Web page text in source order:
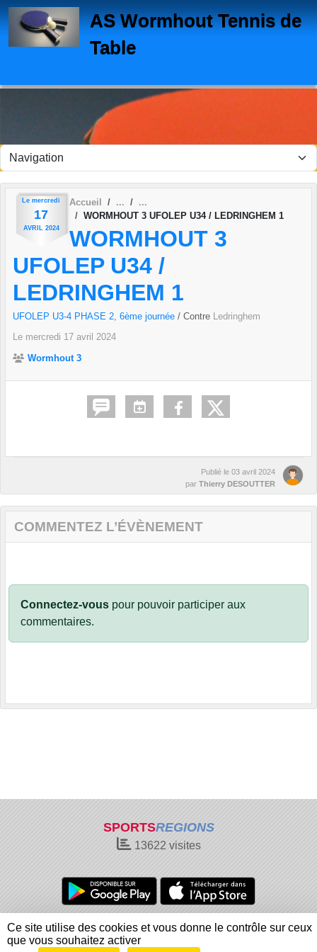
AS Wormhout Tennis de
Table
Le mercredi
17
AVRIL 2024
Accueil
WORMHOUT 3 UFOLEP U34 / LEDRINGHEM 1
WORMHOUT 3
UFOLEP U34 /
LEDRINGHEM 1
UFOLEP U3-4 PHASE 2, 6ème journée / Contre Ledringhem
Le mercredi 17 avril 2024
Wormhout 3
Publié le 03 avril 2024
par Thierry DESOUTTER
COMMENTEZ L’ÉVÈNEMENT
Connectez-vous pour pouvoir participer aux
commentaires.
SPORTSREGIONS
13622 visites
Charte cookies
Gestion des cookies
Informations légales
Signaler un contenu inapproprié
Panneau de gestion des cookies
Ce site utilise des cookies et vous donne le contrôle sur ceux
que vous souhaitez activer